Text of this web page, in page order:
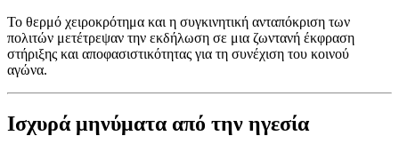
Το θερμό χειροκρότημα και η συγκινητική ανταπόκριση των
πολιτών μετέτρεψαν την εκδήλωση σε μια ζωντανή έκφραση
στήριξης και αποφασιστικότητας για τη συνέχιση του κοινού
αγώνα.
Ισχυρά μηνύματα από την ηγεσία